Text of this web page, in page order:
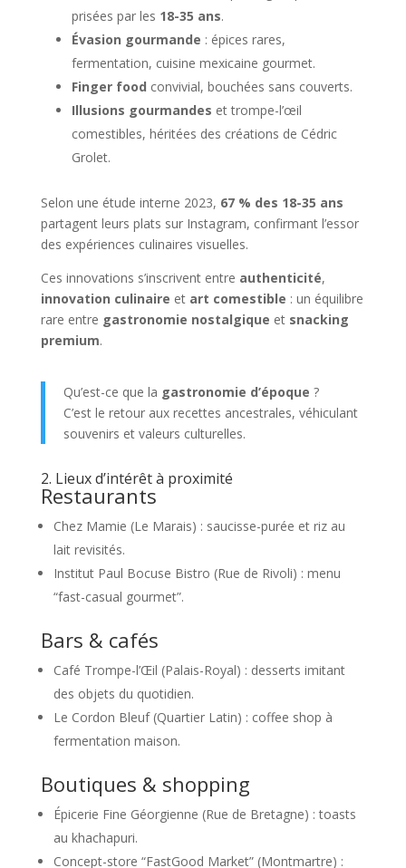
prisées par les 18-35 ans.
Évasion gourmande : épices rares,
fermentation, cuisine mexicaine gourmet.
Finger food convivial, bouchées sans couverts.
Illusions gourmandes et trompe-l’œil
comestibles, héritées des créations de Cédric
Grolet.
Selon une étude interne 2023, 67 % des 18-35 ans
partagent leurs plats sur Instagram, confirmant l’essor
des expériences culinaires visuelles.
Ces innovations s’inscrivent entre authenticité,
innovation culinaire et art comestible : un équilibre
rare entre gastronomie nostalgique et snacking
premium.
Qu’est-ce que la gastronomie d’époque ?
C’est le retour aux recettes ancestrales, véhiculant
souvenirs et valeurs culturelles.
2. Lieux d’intérêt à proximité
Restaurants
Chez Mamie (Le Marais) : saucisse-purée et riz au
lait revisités.
Institut Paul Bocuse Bistro (Rue de Rivoli) : menu
“fast-casual gourmet”.
Bars & cafés
Café Trompe-l’Œil (Palais-Royal) : desserts imitant
des objets du quotidien.
Le Cordon Bleuf (Quartier Latin) : coffee shop à
fermentation maison.
Boutiques & shopping
Épicerie Fine Géorgienne (Rue de Bretagne) : toasts
au khachapuri.
Concept-store “FastGood Market” (Montmartre) :